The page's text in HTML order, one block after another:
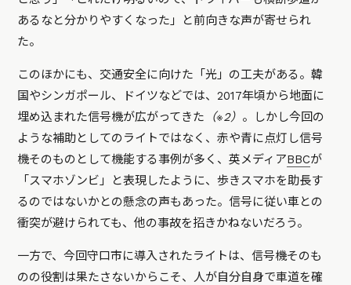
あるなと分かりやすくなった」と前向きな声が寄せられ
た。
このほかにも、交通安全に向けた「光」の工夫がある。韓
国やシンガポール、ドイツなどでは、2017年頃から地面に
埋め込まれた信号機が広がってきた （※2） 。しかし今回の
ような補助としてのライトではなく、赤や青に点灯し信号
機そのものとして機能する事例が多く、英メディアBBCが
「スマホゾンビ」と表現したように、歩きスマホを助長す
るのではないかとの懸念の声もあった。信号に従い車との
衝突が避けられても、他の事故を招きかねないだろう。
一方で、今回守口市に導入されたライトは、信号機そのも
のの役割は果たさないからこそ、人が自分自身で車道を確